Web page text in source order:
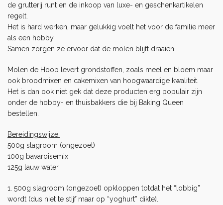
de grutterij runt en de inkoop van luxe- en geschenkartikelen
regelt.
Het is hard werken, maar gelukkig voelt het voor de familie meer
als een hobby.
Samen zorgen ze ervoor dat de molen blijft draaien.
Molen de Hoop levert grondstoffen, zoals meel en bloem maar
ook broodmixen en cakemixen van hoogwaardige kwaliteit.
Het is dan ook niet gek dat deze producten erg populair zijn
onder de hobby- en thuisbakkers die bij Baking Queen
bestellen.
Bereidingswijze:
500g slagroom (ongezoet)
100g bavaroisemix
125g lauw water
1. 500g slagroom (ongezoet) opkloppen totdat het “lobbig”
wordt (dus niet te stijf maar op “yoghurt” dikte).